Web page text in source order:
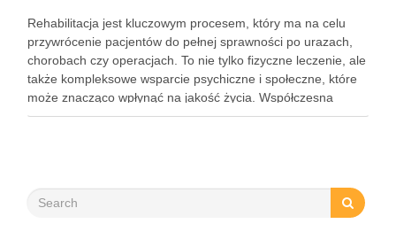
Rehabilitacja jest kluczowym procesem, który ma na celu
przywrócenie pacjentów do pełnej sprawności po urazach,
chorobach czy operacjach. To nie tylko fizyczne leczenie, ale
także kompleksowe wsparcie psychiczne i społeczne, które
może znacząco wpłynąć na jakość życia. Współczesna
rehabilitacja obejmuje różnorodne metody terapeutyczne, od